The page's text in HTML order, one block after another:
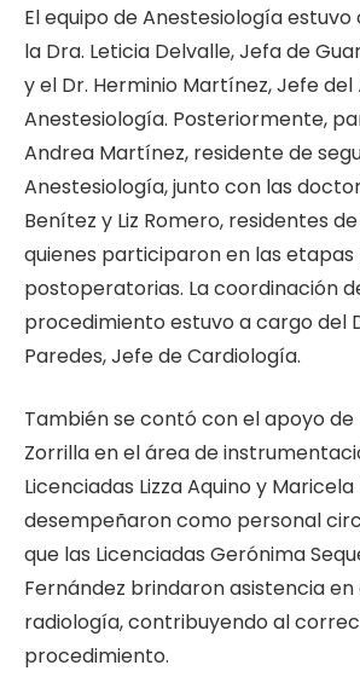
El equipo de Anestesiología
la Dra. Leticia Delvalle, Jefa de
y el Dr. Herminio Martínez, Jefe del
Anestesiología. Posteriormente,
Andrea Martínez, residente de
Anestesiología, junto con las
Benítez y Liz Romero, residentes
quienes participaron en las etapas
postoperatorias. La coordinación
procedimiento estuvo a cargo del
Paredes, Jefe de Cardiología.
También se contó con el apoyo de
Zorrilla en el área de
Licenciadas Lizza Aquino y
desempeñaron como personal
que las Licenciadas Gerónima
Fernández brindaron asistencia
radiología, contribuyendo al
procedimiento.